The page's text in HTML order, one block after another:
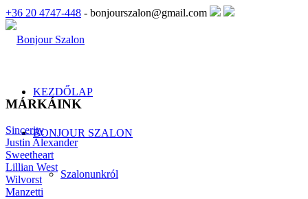
+36 20 4747-448 - bonjourszalon@gmail.com
KEZDŐLAP
BONJOUR SZALON
Szalonunkról
MÁRKÁINK
Sincerity
Justin Alexander
Sweetheart
Lillian West
Wilvorst
Manzetti